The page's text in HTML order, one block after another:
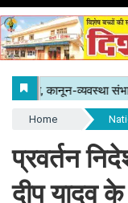
Home
प्रवर्तन
दीप यादव